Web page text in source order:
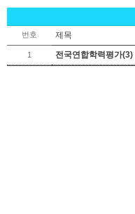
번호 제목
1 전국연합학력평가(3)